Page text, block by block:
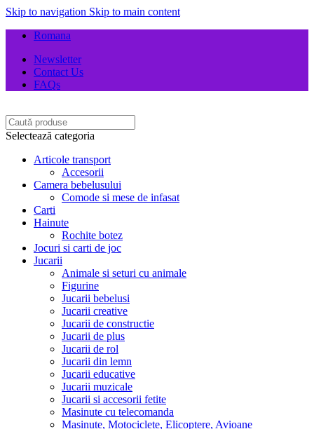
Skip to navigation Skip to main content
Romana
Newsletter
Contact Us
FAQs
Selectează categoria
Articole transport
Accesorii
Camera bebelusului
Comode si mese de infasat
Carti
Hainute
Rochite botez
Jocuri si carti de joc
Jucarii
Animale si seturi cu animale
Figurine
Jucarii bebelusi
Jucarii creative
Jucarii de constructie
Jucarii de plus
Jucarii de rol
Jucarii din lemn
Jucarii educative
Jucarii muzicale
Jucarii si accesorii fetite
Masinute cu telecomanda
Masinute, Motociclete, Elicoptere, Avioane